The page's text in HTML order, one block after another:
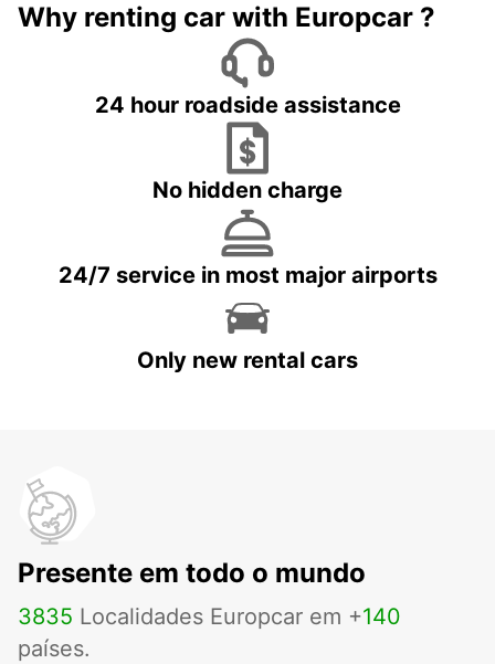
Why renting car with Europcar ?
24 hour roadside assistance
No hidden charge
24/7 service in most major airports
Only new rental cars
Presente em todo o mundo
3835 Localidades Europcar em +140
países.